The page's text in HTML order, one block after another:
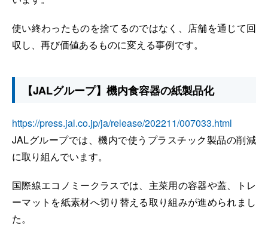
使い終わったものを捨てるのではなく、店舗を通じて回
収し、再び価値あるものに変える事例です。
【JALグループ】機内食容器の紙製品化
https://press.jal.co.jp/ja/release/202211/007033.html
JALグループでは、機内で使うプラスチック製品の削減
に取り組んでいます。
国際線エコノミークラスでは、主菜用の容器や蓋、トレ
ーマットを紙素材へ切り替える取り組みが進められまし
た。